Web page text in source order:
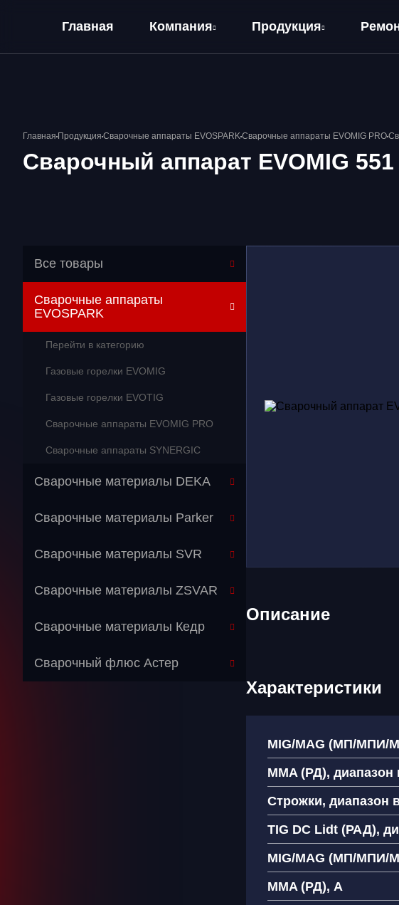
Главная Компания Продукция
Главная Продукция Сварочные аппараты EVOSPARKСварочные аппараты EVOMIG PRO
Сварочный аппарат EVOMIG 551
Все товары
Сварочные аппараты
EVOSPARK
Перейти в категорию
Газовые горелки EVOMIG
Газовые горелки EVOTIG
Сварочные аппараты EVOMIG PRO
Сварочные аппараты SYNERGIC
Сварочные материалы DEKA
Сварочные материалы Parker
Сварочные материалы SVR
Сварочные материалы ZSVAR
Сварочные материалы Кедр
Сварочный флюс Астер
Описание
Характеристики
MIG/MAG (МП/МПИ/
MMA (РД), диапазон
Строжки, диапазон
TIG DC Lidt (РАД),
MIG/MAG (МП/МПИ/
MMA (РД), А